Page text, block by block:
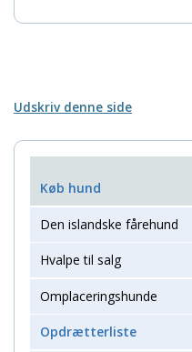
Udskriv denne side
Køb hund
Den islandske fårehund
Hvalpe til salg
Omplaceringshunde
Opdrætterliste